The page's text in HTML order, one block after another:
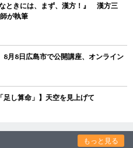
ときには、まず、漢方！』 漢方三
が執筆
月8日広島市で公開講座、オンライン
足し算命」】天空を見上げて
もっと見る